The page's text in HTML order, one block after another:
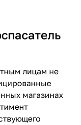
лицам не
магазинах